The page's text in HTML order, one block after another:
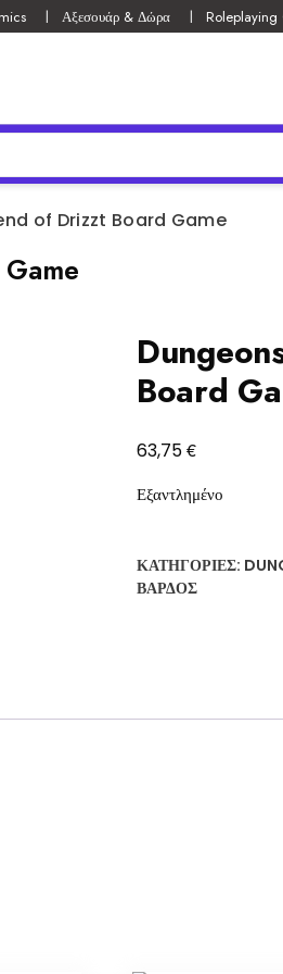
Αξεσουάρ & Δώρα Roleplaying
of Drizzt Board Game
Board
63,75€
Εξαντλημένο
ΚΑΤΗΓΟΡΊΕΣ:
ΒΆΡΔΟΣ